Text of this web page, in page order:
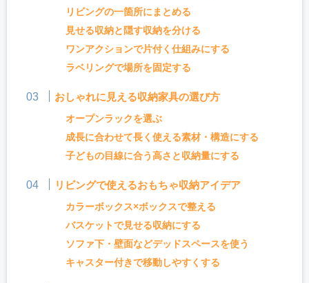
リビングの一箇所にまとめる
見せる収納と隠す収納を分ける
ワンアクションで片付く仕組みにする
ラベリングで場所を固定する
おしゃれに見える収納家具の選び方
オープンラックを選ぶ
成長に合わせて長く使える素材・構造にする
子どもの目線に合う高さと収納量にする
リビングで使えるおもちゃ収納アイデア
カラーボックス×ボックスで整える
バスケットで見せる収納にする
ソファ下・壁面などデッドスペースを使う
キャスター付きで移動しやすくする